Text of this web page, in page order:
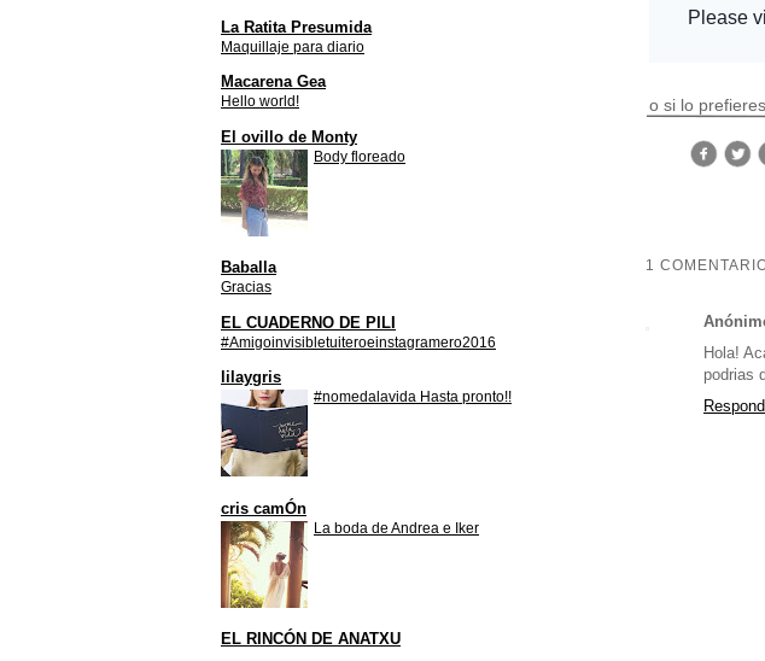
o si lo
1
Hola!
podrias
La Ratita Presumida
Maquillaje para diario
Macarena Gea
Hello world!
El ovillo de Monty
Body floreado
Baballa
Gracias
EL CUADERNO DE PILI
#Amigoinvisibletuiteroeinstagramero2016
lilaygris
#nomedalavida Hasta pronto!!
cris camÓn
La boda de Andrea e Iker
EL RINCÓN DE ANATXU